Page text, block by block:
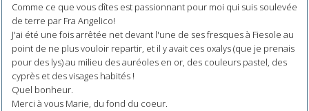
Comme ce que vous dîtes est passionnant pour moi qui suis soulevée
de terre par Fra Angelico!
J'ai été une fois arrêtée net devant l'une de ses fresques à Fiesole au
point de ne plus vouloir repartir, et il y avait ces oxalys (que je prenais
pour des lys) au milieu des auréoles en or, des couleurs pastel, des
cyprès et des visages habités !
Quel bonheur.
Merci à vous Marie, du fond du coeur.